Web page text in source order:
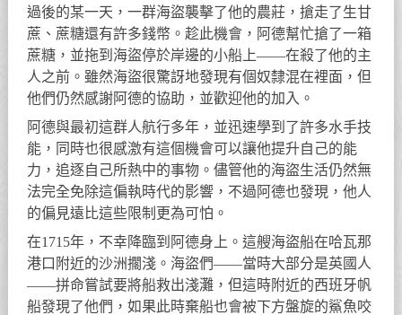
過後的某一天，一群海盜襲擊了他的農莊，搶走了生甘
蔗、蔗糖還有許多錢幣。趁此機會，阿德幫忙搶了一箱
蔗糖，並拖到海盜停於岸邊的小船上——在殺了他的主
人之前。雖然海盜很驚訝地發現有個奴隸混在裡面，但
他們仍然感謝阿德的協助，並歡迎他的加入。
阿德與最初這群人航行多年，並迅速學到了許多水手技
能，同時也很感激有這個機會可以讓他提升自己的能
力，追逐自己所熱中的事物。儘管他的海盜生活仍然無
法完全免除這偏執時代的影響，不過阿德也發現，他人
的偏見遠比這些限制更為可怕。
在1715年，不幸降臨到阿德身上。這艘海盜船在哈瓦那
港口附近的沙洲擱淺。海盜們——當時大部分是英國人
——拼命嘗試要將船救出淺灘，但這時附近的西班牙帆
船發現了他們，如果此時棄船也會被下方盤旋的鯊魚咬